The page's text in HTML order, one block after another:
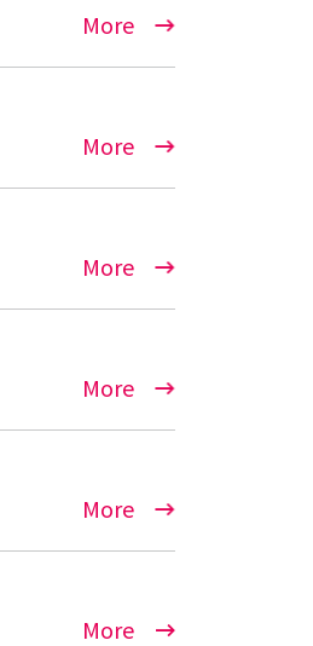
More
More
More
More
More
More